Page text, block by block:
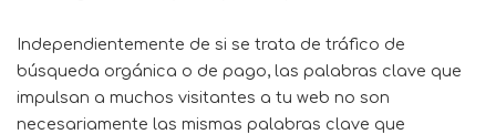
Independientemente de si se trata de tráfico de
búsqueda orgánica o de pago, las palabras clave que
impulsan a muchos visitantes a tu web no son
necesariamente las mismas palabras clave que